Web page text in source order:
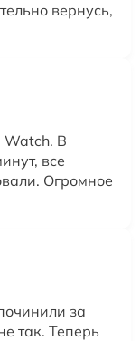
вернусь,
Watch. В
все
Огромное
за
так. Теперь